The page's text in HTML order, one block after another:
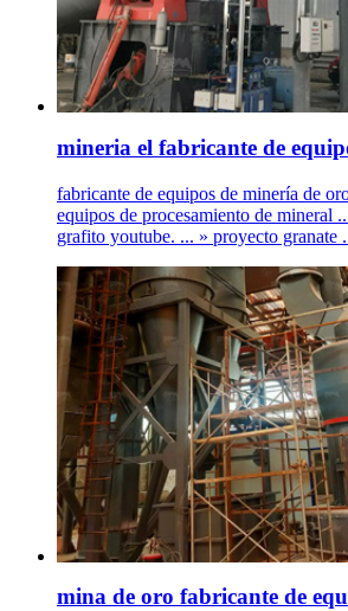
mineria el fabricante de
fabricante de equipos de minería de
equipos de procesamiento de mineral
grafito youtube. ... » proyecto granate
mina de oro fabricante de